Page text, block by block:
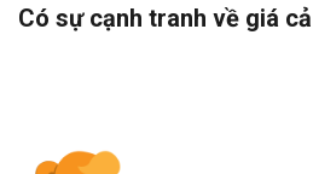
Có sự cạnh tranh về giá cả